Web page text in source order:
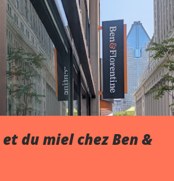
et du miel chez Ben &